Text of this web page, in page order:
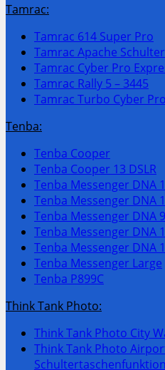
Tamrac:
Tamrac 614 Super Pro
Tamrac Apache
Tamrac Cyber Pro
Tamrac Rally 5 – 3445
Tamrac Turbo Cyber
Tenba:
Tenba Cooper
Tenba Cooper 13 DSLR
Tenba Messenger DNA
Tenba Messenger DNA
Tenba Messenger DNA
Tenba Messenger DNA
Tenba Messenger DNA
Tenba Messenger Large
Tenba P899C
Think Tank Photo:
Think Tank Photo City
Think Tank Photo